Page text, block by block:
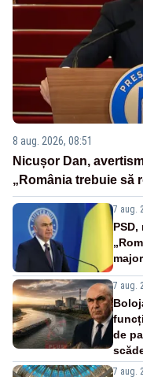
8 aug. 2026, 08:51
Nicușor Dan,
„România trebuie să
7 aug.
7 aug.
de
7 aug.